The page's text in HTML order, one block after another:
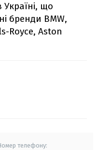
Україні, що
бренди BMW,
Royce, Aston
телефону: